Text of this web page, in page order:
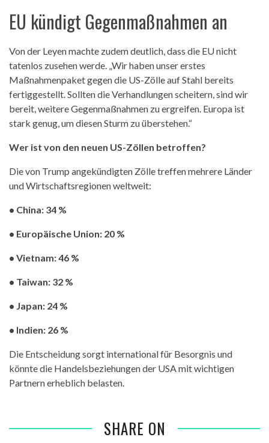
EU kündigt Gegenmaßnahmen an
Von der Leyen machte zudem deutlich, dass die EU nicht
tatenlos zusehen werde. „Wir haben unser erstes
Maßnahmenpaket gegen die US-Zölle auf Stahl bereits
fertiggestellt. Sollten die Verhandlungen scheitern, sind wir
bereit, weitere Gegenmaßnahmen zu ergreifen. Europa ist
stark genug, um diesen Sturm zu überstehen.“
Wer ist von den neuen US-Zöllen betroffen?
Die von Trump angekündigten Zölle treffen mehrere Länder
und Wirtschaftsregionen weltweit:
• China: 34 %
• Europäische Union: 20 %
• Vietnam: 46 %
• Taiwan: 32 %
• Japan: 24 %
• Indien: 26 %
Die Entscheidung sorgt international für Besorgnis und
könnte die Handelsbeziehungen der USA mit wichtigen
Partnern erheblich belasten.
SHARE ON